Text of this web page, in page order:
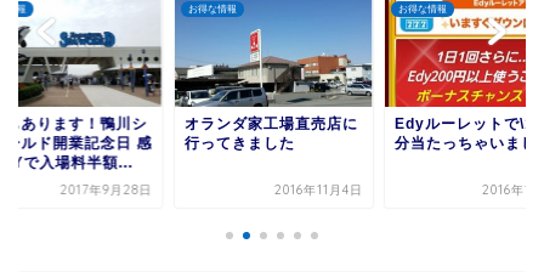
情報
もあります！鴨川シ
ールド開業記念日 感
で入場料半額...
2017年9月28日
お得な情報
オランダ家工場直売店に
行ってきました
2016年11月4日
お得な情報
Edyルーレットで
分当たっちゃいまし
2016年12